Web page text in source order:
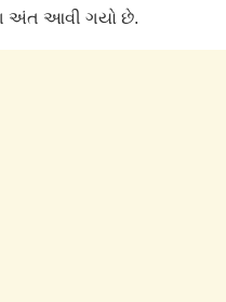
અંત આવી ગયો છે.